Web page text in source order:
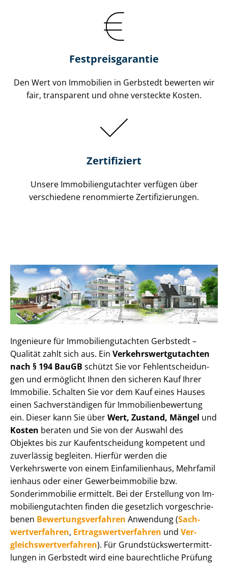
Festpreis​garantie
Den Wert von Immobilien in Gerbstedt bewerten wir
fair, transparent und ohne versteckte Kosten.
Zertifiziert
Unsere Immobilien­gutachter verfügen über
verschiedene renommierte Zer­ti­fi­zie­run­gen.
Ingenieure für Im­mo­bi­li­en­gut­ach­ten Gerbstedt –
Qualität zahlt sich aus. Ein Ver­kehrs­wert­gut­ach­ten
nach § 194 BauGB schützt Sie vor Fehl­ent­schei­dun­
gen und ermöglicht Ihnen den sicheren Kauf Ihrer
Immobilie. Schalten Sie vor dem Kauf eines Hauses
einen Sach­ver­stän­di­gen für Im­mo­bi­li­en­be­wer­tung
ein. Dieser kann Sie überWert, Zustand, Mängel und
Kosten beraten und Sie von der Auswahl des
Objektes bis zur Kauf­ent­schei­dung kompetent und
zuverlässig begleiten. Hierfür werden die
Verkehrswerte von einem Einfamilienhaus, Mehr­fa­mi­l
i­en­haus oder einer Ge­wer­be­im­mo­bi­lie bzw.
Sonderimmobilie ermittelt. Bei der Erstellung von Im­
mo­bi­li­en­gut­ach­ten finden die gesetzlich vor­ge­schrie­
be­nen Be­wer­tungs­ver­fah­ren Anwendung (Sach­
wert­ver­fah­ren, Er­trags­wert­ver­fah­ren und Ver­
gleichs­wert­ver­fah­ren). Für Grund­stücks­wert­ermitt­
lun­gen in Gerbstedt wird eine baurechtliche Prüfung